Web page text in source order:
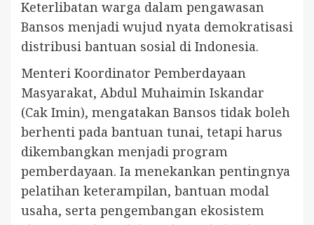
Keterlibatan warga dalam pengawasan
Bansos menjadi wujud nyata demokratisasi
distribusi bantuan sosial di Indonesia.
Menteri Koordinator Pemberdayaan
Masyarakat, Abdul Muhaimin Iskandar
(Cak Imin), mengatakan Bansos tidak boleh
berhenti pada bantuan tunai, tetapi harus
dikembangkan menjadi program
pemberdayaan. Ia menekankan pentingnya
pelatihan keterampilan, bantuan modal
usaha, serta pengembangan ekosistem